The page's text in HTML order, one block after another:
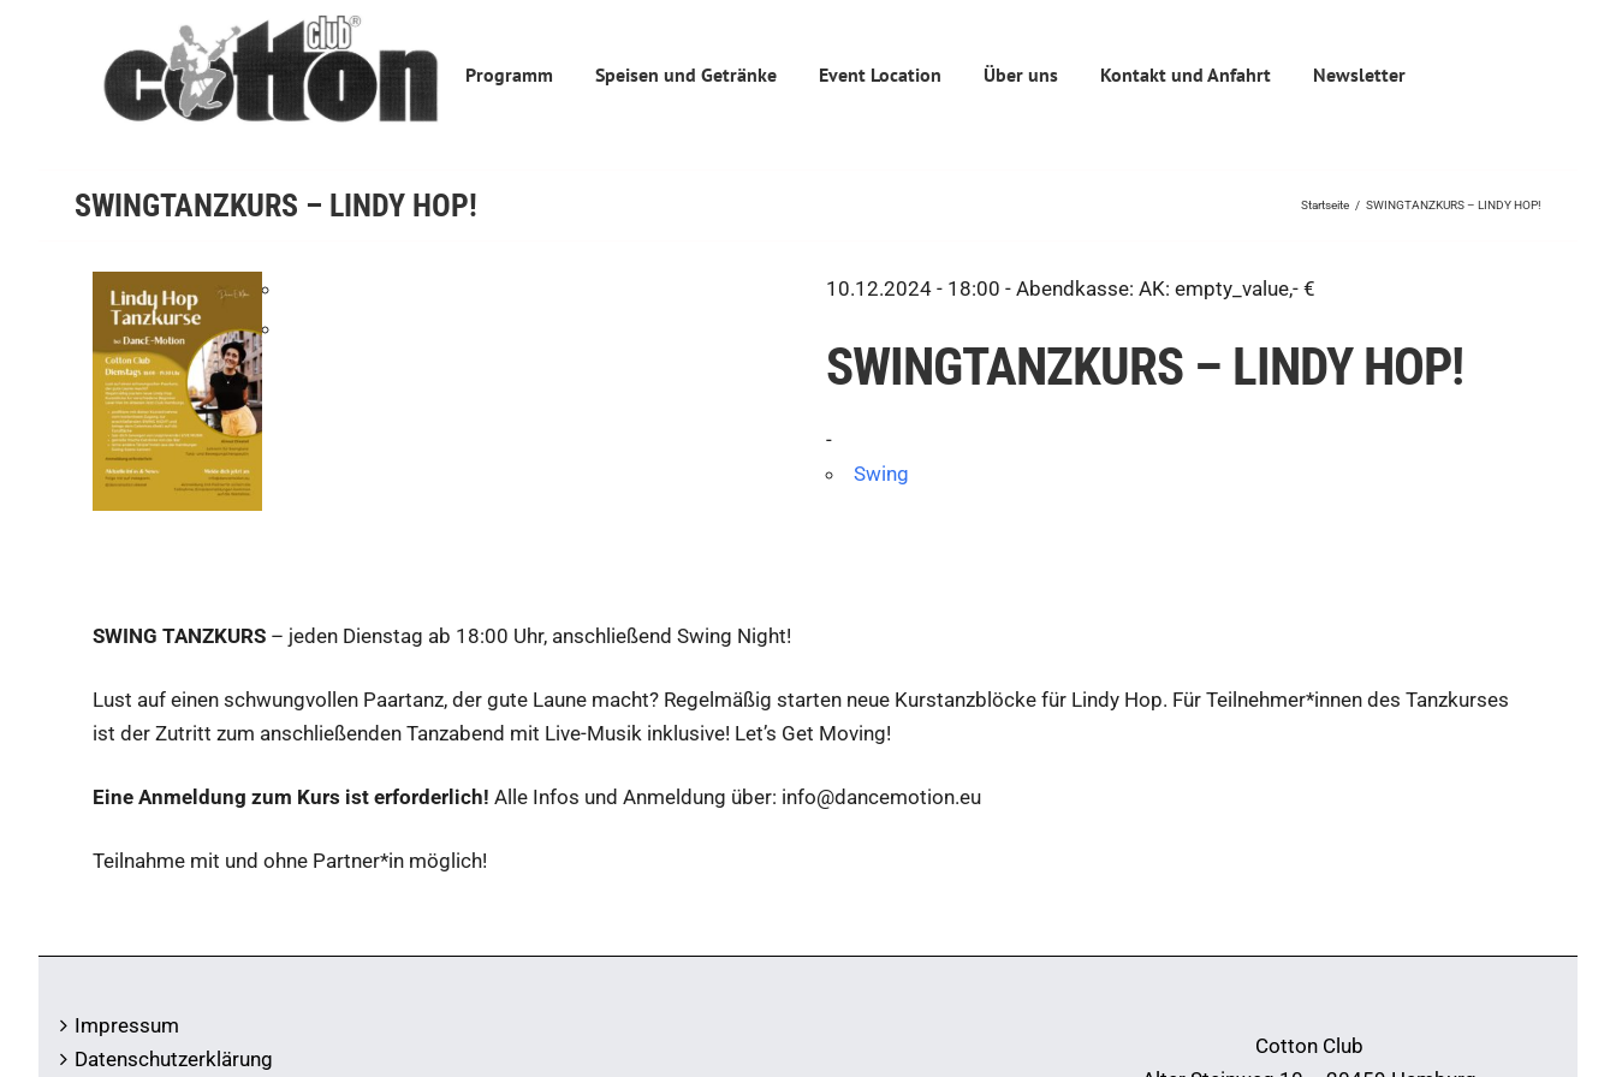
Programm Speisen und Getränke Event Location Über uns Kontakt und Anfahrt Newsletter
SWINGTANZKURS – LINDY HOP! Startseite / SWINGTANZKURS – LINDY HOP!
10.12.2024 - 18:00 - Abendkasse: AK: empty_value,- €
SWINGTANZKURS – LINDY HOP!
-
Swing
SWING TANZKURS – jeden Dienstag ab 18:00 Uhr, anschließend Swing Night!
Lust auf einen schwungvollen Paartanz, der gute Laune macht? Regelmäßig starten neue Kurstanzblöcke für Lindy Hop. Für Teilnehmer*innen des Tanzkurses
ist der Zutritt zum anschließenden Tanzabend mit Live-Musik inklusive! Let’s Get Moving!
Eine Anmeldung zum Kurs ist erforderlich! Alle Infos und Anmeldung über: info@dancemotion.eu
Teilnahme mit und ohne Partner*in möglich!
Impressum
Datenschutzerklärung
Cotton Club